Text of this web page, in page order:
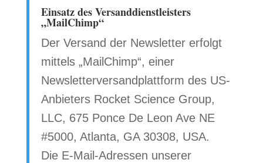
Einsatz des Versanddienstleisters
„MailChimp“
Der Versand der Newsletter erfolgt
mittels „MailChimp“, einer
Newsletterversandplattform des US-
Anbieters Rocket Science Group,
LLC, 675 Ponce De Leon Ave NE
#5000, Atlanta, GA 30308, USA.
Die E-Mail-Adressen unserer